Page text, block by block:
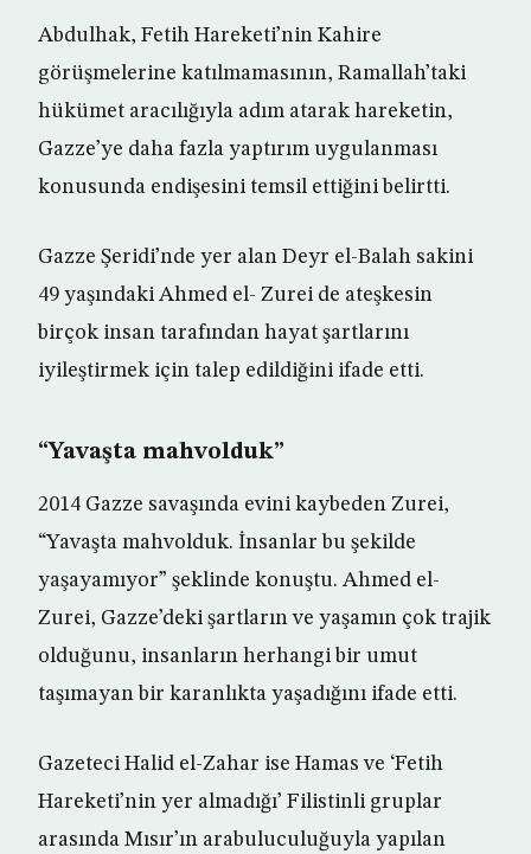
Abdulhak, Fetih Hareketi’nin Kahire
görüşmelerine katılmamasının, Ramallah’taki
hükümet aracılığıyla adım atarak hareketin,
Gazze’ye daha fazla yaptırım uygulanması
konusunda endişesini temsil ettiğini belirtti.
Gazze Şeridi’nde yer alan Deyr el-Balah sakini
49 yaşındaki Ahmed el- Zurei de ateşkesin
birçok insan tarafından hayat şartlarını
iyileştirmek için talep edildiğini ifade etti.
“Yavaşta mahvolduk”
2014 Gazze savaşında evini kaybeden Zurei,
“Yavaşta mahvolduk. İnsanlar bu şekilde
yaşayamıyor” şeklinde konuştu. Ahmed el-
Zurei, Gazze’deki şartların ve yaşamın çok trajik
olduğunu, insanların herhangi bir umut
taşımayan bir karanlıkta yaşadığını ifade etti.
Gazeteci Halid el-Zahar ise Hamas ve ‘Fetih
Hareketi’nin yer almadığı’ Filistinli gruplar
arasında Mısır’ın arabuluculuğuyla yapılan